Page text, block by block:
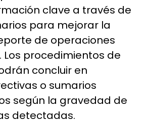
clave a través de
para mejorar la
de operaciones
Los procedimientos de
concluir en
o sumarios
según la gravedad de
detectadas.